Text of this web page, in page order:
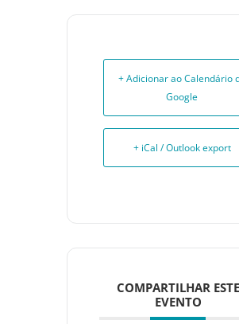
+ Adicionar ao Calendário
Google
+ iCal / Outlook export
COMPARTILHAR ESTE
EVENTO